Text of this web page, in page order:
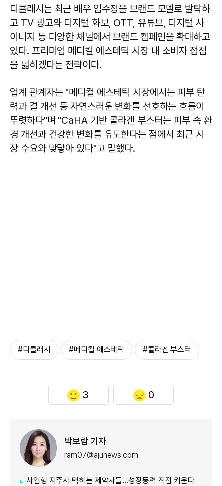
디클래시는 최근 배우 임수정을 브랜드 모델로 발탁하
고 TV 광고와 디지털 화보, OTT, 유튜브, 디지털 사
이니지 등 다양한 채널에서 브랜드 캠페인을 확대하고
있다. 프리미엄 메디컬 에스테틱 시장 내 소비자 접점
을 넓히겠다는 전략이다.
업계 관계자는 "메디컬 에스테틱 시장에서는 피부 탄
력과 결 개선 등 자연스러운 변화를 선호하는 흐름이
뚜렷하다"며 "CaHA 기반 콜라겐 부스터는 피부 속 환
경 개선과 건강한 변화를 유도한다는 점에서 최근 시
장 수요와 맞닿아 있다"고 말했다.
#디클래시 #메디컬 에스테틱 #콜라겐 부스터
3 0
박보람 기자
ram07@ajunews.com
사업형 지주사 택하는 제약사들…성장동력 직접 키운다